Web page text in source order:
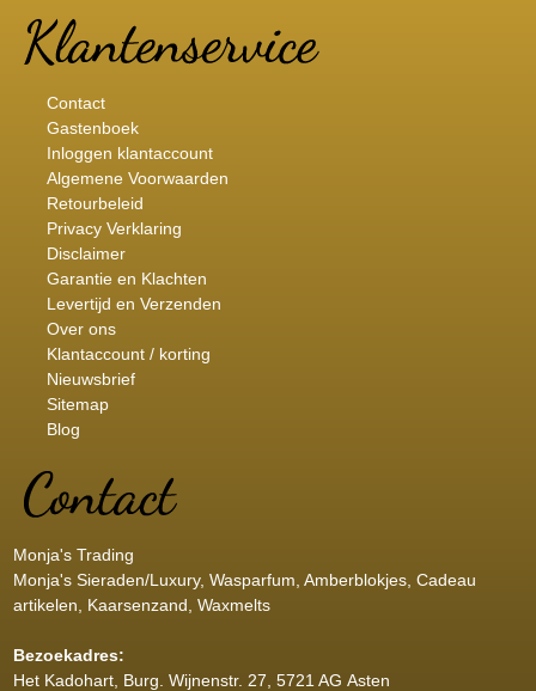
Contact
Gastenboek
Inloggen klantaccount
Algemene Voorwaarden
Retourbeleid
Privacy Verklaring
Disclaimer
Garantie en Klachten
Levertijd en Verzenden
Over ons
Klantaccount / korting
Nieuwsbrief
Sitemap
Blog
Monja's Trading
Monja's Sieraden/Luxury, Wasparfum, Amberblokjes, Cadeau
artikelen, Kaarsenzand, Waxmelts
Bezoekadres:
Het Kadohart, Burg. Wijnenstr. 27, 5721 AG Asten